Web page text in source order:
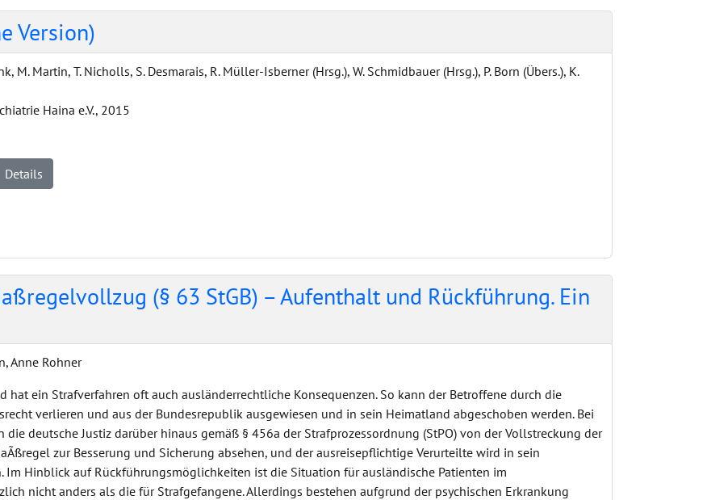
Version)
M. Martin, T. Nicholls, S. Desmarais, R. Müller-Isberner (Hrsg.), W. Schmidbauer (Hrsg.), P. Born (Übers.), K.
Haina e.V., 2015
Details
(§ 63 StGB) – Aufenthalt und Rückführung. Ein
Anne Rohner
hat ein Strafverfahren oft auch ausländerrechtliche Konsequenzen. So kann der Betroffene durch die
verlieren und aus der Bundesrepublik ausgewiesen und in sein Heimatland abgeschoben werden. Bei
deutsche Justiz darüber hinaus gemäß § 456a der Strafprozessordnung (StPO) von der Vollstreckung der
zur Besserung und Sicherung absehen, und der ausreisepflichtige Verurteilte wird in sein
Im Hinblick auf Rückführungsmöglichkeiten ist die Situation für ausländische Patienten im
nicht anders als die für Strafgefangene. Allerdings bestehen aufgrund der psychischen Erkrankung